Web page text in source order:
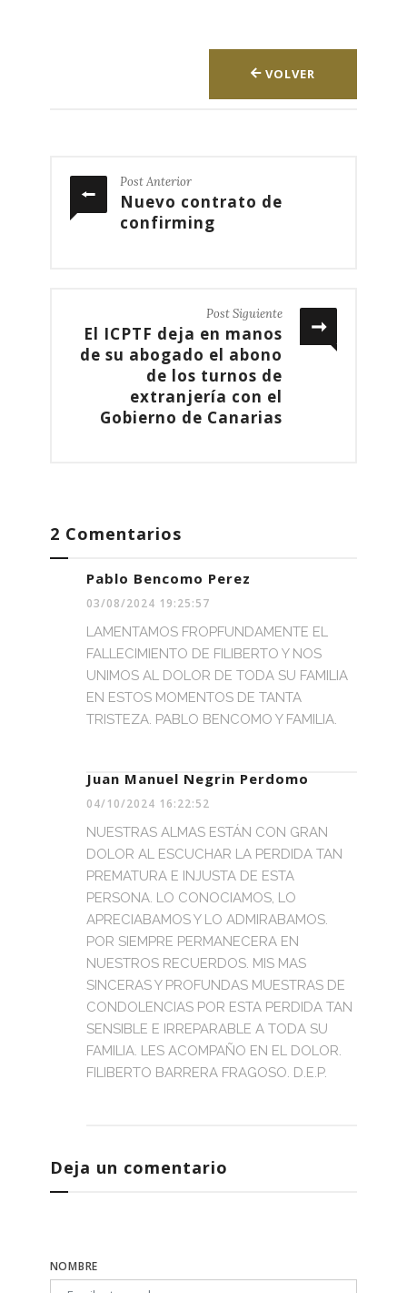
VOLVER
Post Anterior
Nuevo contrato de
confirming
Post Siguiente
El ICPTF deja en manos
de su abogado el abono
de los turnos de
extranjería con el
Gobierno de Canarias
2 Comentarios
Pablo Bencomo Perez
03/08/2024 19:25:57
LAMENTAMOS FROPFUNDAMENTE EL
FALLECIMIENTO DE FILIBERTO Y NOS
UNIMOS AL DOLOR DE TODA SU FAMILIA
EN ESTOS MOMENTOS DE TANTA
TRISTEZA. PABLO BENCOMO Y FAMILIA.
Juan Manuel Negrin Perdomo
04/10/2024 16:22:52
NUESTRAS ALMAS ESTÁN CON GRAN
DOLOR AL ESCUCHAR LA PERDIDA TAN
PREMATURA E INJUSTA DE ESTA
PERSONA. LO CONOCIAMOS, LO
APRECIABAMOS Y LO ADMIRABAMOS.
POR SIEMPRE PERMANECERA EN
NUESTROS RECUERDOS. MIS MAS
SINCERAS Y PROFUNDAS MUESTRAS DE
CONDOLENCIAS POR ESTA PERDIDA TAN
SENSIBLE E IRREPARABLE A TODA SU
FAMILIA. LES ACOMPAÑO EN EL DOLOR.
FILIBERTO BARRERA FRAGOSO. D.E.P.
Deja un comentario
NOMBRE